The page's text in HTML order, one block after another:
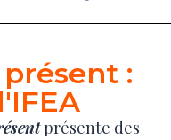
:
présente des